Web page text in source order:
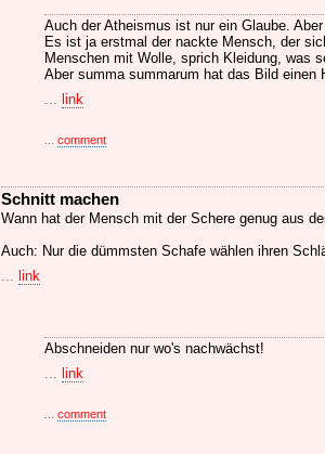
Auch der Atheismus ist nur ein Glaube.
Es ist ja erstmal der nackte Mensch, der
Menschen mit Wolle, sprich Kleidung, was
Aber summa summarum hat das Bild einen
... link
comment
Schnitt machen
Wann hat der Mensch mit der Schere genug aus
Auch: Nur die dümmsten Schafe wählen ihren
... link
Abschneiden nur wo's nachwächst!
... link
comment